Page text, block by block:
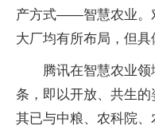
产方式——智慧农业。
大厂均有所布局，但具
腾讯在智慧农业
条，即以开放、共生
其已与中粮、农科院